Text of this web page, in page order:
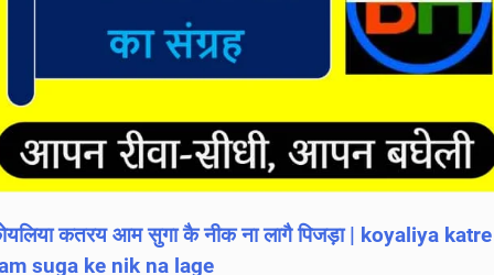
कतरय आम सुगा कै नीक ना लागै पिजड़ा | koyaliya katre
suga ke nik na lage